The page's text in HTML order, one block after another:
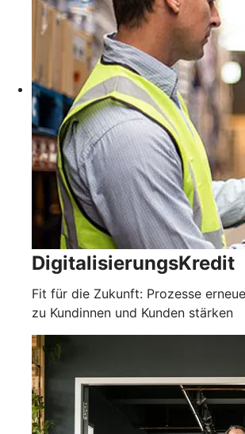
DigitalisierungsKredit
Fit für die Zukunft: Prozesse
zu Kundinnen und Kunden stärken